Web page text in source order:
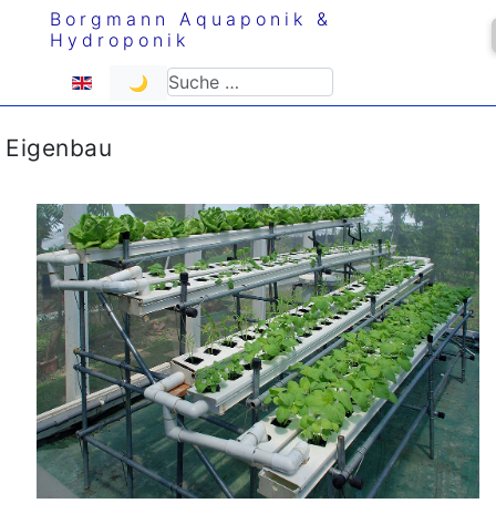
Borgmann Aquaponik &
Hydroponik
Sprache auswählen
🌙 Suchen
Eigenbau